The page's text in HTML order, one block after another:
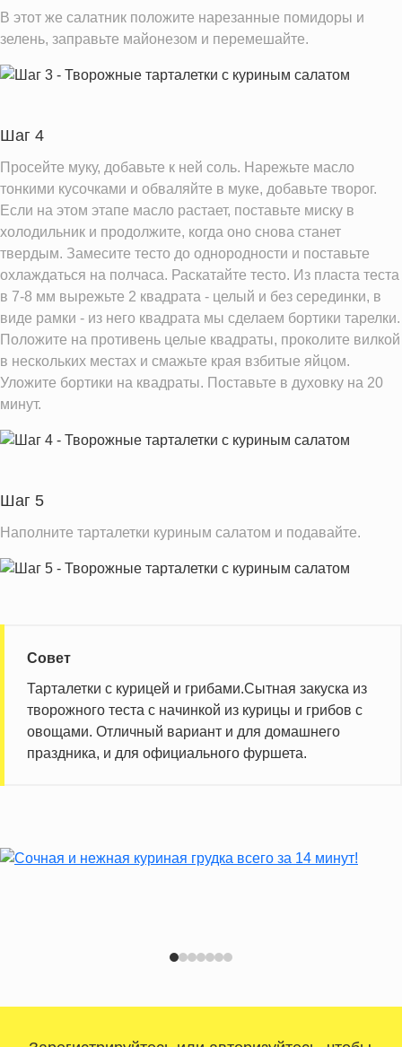
Информация для одной порции
В этот же салатник положите нарезанные помидоры и
зелень, заправьте майонезом и перемешайте.
Шаг 4
Просейте муку, добавьте к ней соль. Нарежьте масло
тонкими кусочками и обваляйте в муке, добавьте творог.
Если на этом этапе масло растает, поставьте миску в
холодильник и продолжите, когда оно снова станет
твердым. Замесите тесто до однородности и поставьте
охлаждаться на полчаса. Раскатайте тесто. Из пласта теста
в 7-8 мм вырежьте 2 квадрата - целый и без серединки, в
виде рамки - из него квадрата мы сделаем бортики тарелки.
Положите на противень целые квадраты, проколите вилкой
в нескольких местах и смажьте края взбитые яйцом.
Уложите бортики на квадраты. Поставьте в духовку на 20
минут.
Шаг 5
Наполните тарталетки куриным салатом и подавайте.
Совет
Тарталетки с курицей и грибами.Сытная закуска из
творожного теста с начинкой из курицы и грибов с
овощами. Отличный вариант и для домашнего
праздника, и для официального фуршета.